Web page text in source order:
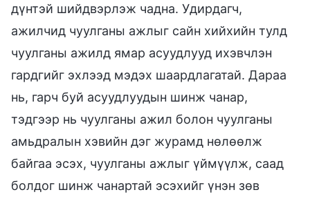
дүнтэй шийдвэрлэж чадна. Удирдагч,
ажилчид чуулганы ажлыг сайн хийхийн тулд
чуулганы ажилд ямар асуудлууд ихэвчлэн
гардгийг эхлээд мэдэх шаардлагатай. Дараа
нь, гарч буй асуудлуудын шинж чанар,
тэдгээр нь чуулганы ажил болон чуулганы
амьдралын хэвийн дэг журамд нөлөөлж
байгаа эсэх, чуулганы ажлыг үймүүлж, саад
болдог шинж чанартай эсэхийг үнэн зөв